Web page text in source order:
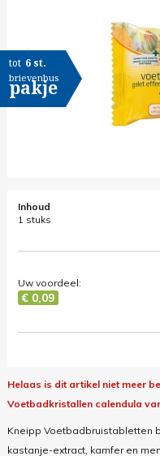
tot 6 st.
brievenbus
pakje
Inhoud
1 stuks
Uw voordeel:
€ 0,09
Helaas is dit artikel niet meer
Voetbadkristallen calendula
Kneipp Voetbadbruistabletten
kastanje-extract, kamfer en